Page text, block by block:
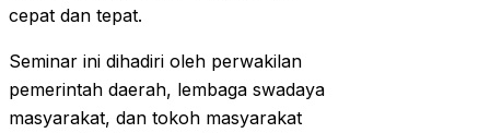
cepat dan tepat.
Seminar ini dihadiri oleh perwakilan
pemerintah daerah, lembaga swadaya
masyarakat, dan tokoh masyarakat